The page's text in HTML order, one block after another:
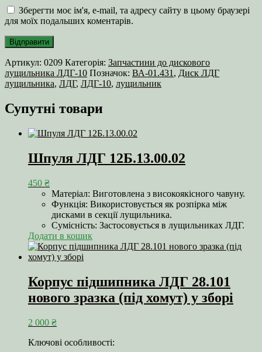
Зберегти моє ім'я, e-mail, та адресу сайту в цьому браузері
для моїх подальших коментарів.
Артикул: 0209 Категорія: Запчастини до дискового
лущильника ЛДГ-10 Позначок: ВА-01.431 , Диск ЛДГ
лущильника, ЛДГ, ЛДГ-10, лущильник
Супутні товари
Шпуля ЛДГ 12Б.13.00.02
450 ₴
Матеріал: Виготовлена з високоякісного чавуну.
Функція: Використовується як розпірка між
дисками в секції лущильника.
Сумісність: Застосовується в лущильниках ЛДГ.
Додати в кошик
Корпус підшипника ЛДГ 28.101
нового зразка (під хомут) у зборі
2 000 ₴
Ключові особливості: